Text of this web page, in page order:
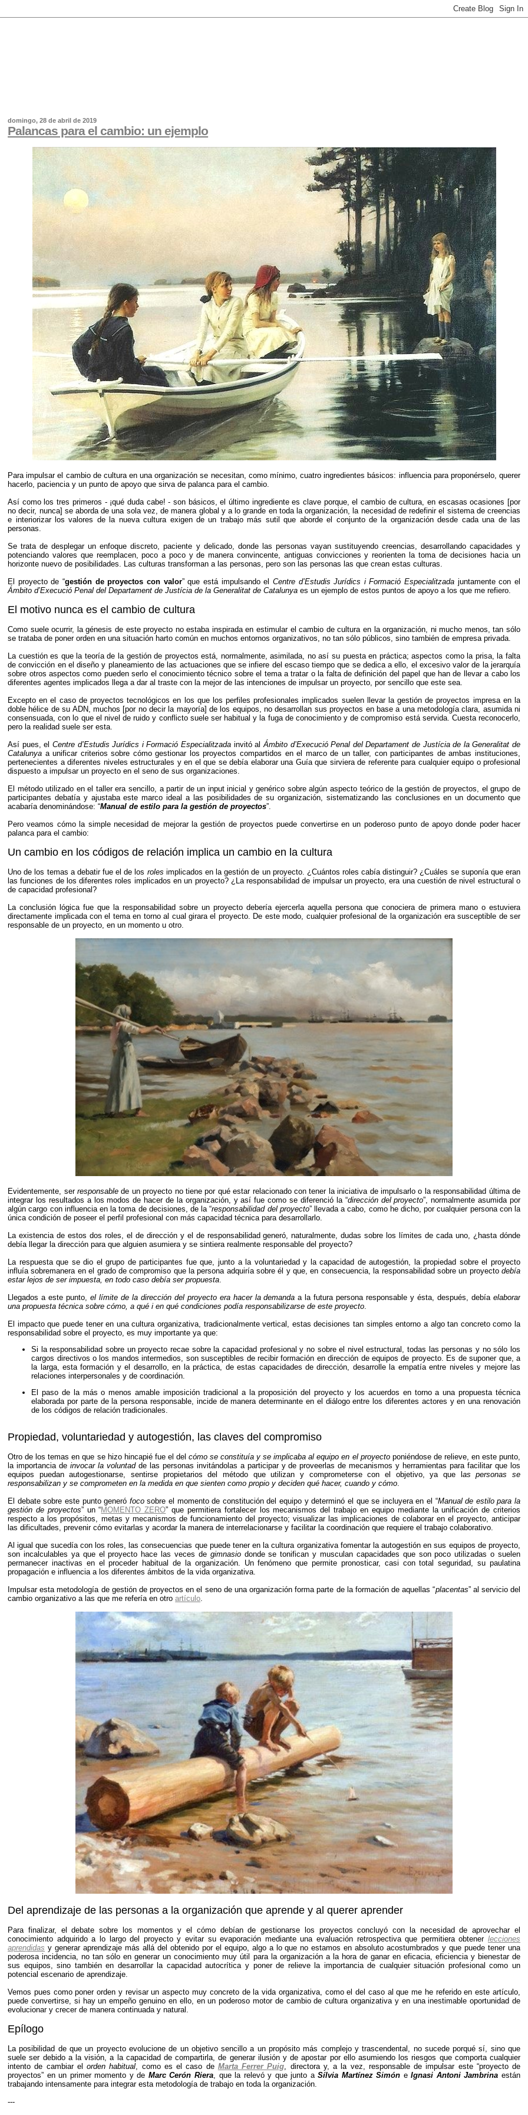
domingo, 28 de abril de 2019
Palancas para el cambio: un ejemplo
Para impulsar el cambio de cultura en una organización se necesitan, como mínimo, cuatro ingredientes básicos: influencia para proponérselo, querer
hacerlo, paciencia y un punto de apoyo que sirva de palanca para el cambio.
Así como los tres primeros - ¡qué duda cabe! - son básicos, el último ingrediente es clave porque, el cambio de cultura, en escasas ocasiones [por
no decir, nunca] se aborda de una sola vez, de manera global y a lo grande en toda la organización, la necesidad de redefinir el sistema de creencias
e interiorizar los valores de la nueva cultura exigen de un trabajo más sutil que aborde el conjunto de la organización desde cada una de las
personas.
Se trata de desplegar un enfoque discreto, paciente y delicado, donde las personas vayan sustituyendo creencias, desarrollando capacidades y
potenciando valores que reemplacen, poco a poco y de manera convincente, antiguas convicciones y reorienten la toma de decisiones hacia un
horizonte nuevo de posibilidades. Las culturas transforman a las personas, pero son las personas las que crean estas culturas.
El proyecto de “gestión de proyectos con valor” que está impulsando el Centre d’Estudis Jurídics i Formació Especialitzada juntamente con el
Ámbito d’Execució Penal del Departament de Justícia de la Generalitat de Catalunya es un ejemplo de estos puntos de apoyo a los que me refiero.
El motivo nunca es el cambio de cultura
Como suele ocurrir, la génesis de este proyecto no estaba inspirada en estimular el cambio de cultura en la organización, ni mucho menos, tan sólo
se trataba de poner orden en una situación harto común en muchos entornos organizativos, no tan sólo públicos, sino también de empresa privada.
La cuestión es que la teoría de la gestión de proyectos está, normalmente, asimilada, no así su puesta en práctica; aspectos como la prisa, la falta
de convicción en el diseño y planeamiento de las actuaciones que se infiere del escaso tiempo que se dedica a ello, el excesivo valor de la jerarquía
sobre otros aspectos como pueden serlo el conocimiento técnico sobre el tema a tratar o la falta de definición del papel que han de llevar a cabo los
diferentes agentes implicados llega a dar al traste con la mejor de las intenciones de impulsar un proyecto, por sencillo que este sea.
Excepto en el caso de proyectos tecnológicos en los que los perfiles profesionales implicados suelen llevar la gestión de proyectos impresa en la
doble hélice de su ADN, muchos [por no decir la mayoría] de los equipos, no desarrollan sus proyectos en base a una metodología clara, asumida ni
consensuada, con lo que el nivel de ruido y conflicto suele ser habitual y la fuga de conocimiento y de compromiso está servida. Cuesta reconocerlo,
pero la realidad suele ser esta.
Así pues, el Centre d’Estudis Jurídics i Formació Especialitzada invitó alÁmbito d’Execució Penal del Departament de Justícia de la Generalitat de
Catalunya a unificar criterios sobre cómo gestionar los proyectos compartidos en el marco de un taller, con participantes de ambas instituciones,
pertenecientes a diferentes niveles estructurales y en el que se debía elaborar una Guía que sirviera de referente para cualquier equipo o profesional
dispuesto a impulsar un proyecto en el seno de sus organizaciones.
El método utilizado en el taller era sencillo, a partir de un input inicial y genérico sobre algún aspecto teórico de la gestión de proyectos, el grupo de
participantes debatía y ajustaba este marco ideal a las posibilidades de su organización, sistematizando las conclusiones en un documento que
acabaría denominándose: “Manual de estilo para la gestión de proyectos”.
Pero veamos cómo la simple necesidad de mejorar la gestión de proyectos puede convertirse en un poderoso punto de apoyo donde poder hacer
palanca para el cambio:
Un cambio en los códigos de relación implica un cambio en la cultura
Uno de los temas a debatir fue el de los roles implicados en la gestión de un proyecto. ¿Cuántos roles cabía distinguir? ¿Cuáles se suponía que eran
las funciones de los diferentes roles implicados en un proyecto? ¿La responsabilidad de impulsar un proyecto, era una cuestión de nivel estructural o
de capacidad profesional?
La conclusión lógica fue que la responsabilidad sobre un proyecto debería ejercerla aquella persona que conociera de primera mano o estuviera
directamente implicada con el tema en torno al cual girara el proyecto. De este modo, cualquier profesional de la organización era susceptible de ser
responsable de un proyecto, en un momento u otro.
Evidentemente, ser responsablede un proyecto no tiene por qué estar relacionado con tener la iniciativa de impulsarlo o la responsabilidad última de
integrar los resultados a los modos de hacer de la organización, y así fue como se diferenció la “dirección del proyecto”, normalmente asumida por
algún cargo con influencia en la toma de decisiones, de la “responsabilidad del proyecto” llevada a cabo, como he dicho, por cualquier persona con la
única condición de poseer el perfil profesional con más capacidad técnica para desarrollarlo.
La existencia de estos dos roles, el de dirección y el de responsabilidad generó, naturalmente, dudas sobre los límites de cada uno, ¿hasta dónde
debía llegar la dirección para que alguien asumiera y se sintiera realmente responsable del proyecto?
La respuesta que se dio el grupo de participantes fue que, junto a la voluntariedad y la capacidad de autogestión, la propiedad sobre el proyecto
influía sobremanera en el grado de compromiso que la persona adquiría sobre él y que, en consecuencia, la responsabilidad sobre un proyecto debía
estar lejos de ser impuesta, en todo caso debía ser propuesta.
Llegados a este punto, el límite de la dirección del proyecto era hacer la demanda a la futura persona responsable y ésta, después, debía elaborar
una propuesta técnica sobre cómo, a qué i en qué condiciones podía responsabilizarse de este proyecto.
El impacto que puede tener en una cultura organizativa, tradicionalmente vertical, estas decisiones tan simples entorno a algo tan concreto como la
responsabilidad sobre el proyecto, es muy importante ya que:
Si la responsabilidad sobre un proyecto recae sobre la capacidad profesional y no sobre el nivel estructural, todas las personas y no sólo los
cargos directivos o los mandos intermedios, son susceptibles de recibir formación en dirección de equipos de proyecto. Es de suponer que, a
la larga, esta formación y el desarrollo, en la práctica, de estas capacidades de dirección, desarrolle la empatía entre niveles y mejore las
relaciones interpersonales y de coordinación.
El paso de la más o menos amable imposición tradicional a la proposición del proyecto y los acuerdos en torno a una propuesta técnica
elaborada por parte de la persona responsable, incide de manera determinante en el diálogo entre los diferentes actores y en una renovación
de los códigos de relación tradicionales.
Propiedad, voluntariedad y autogestión, las claves del compromiso
Otro de los temas en que se hizo hincapié fue el del cómo se constituía y se implicaba al equipo en el proyectoponiéndose de relieve, en este punto,
la importancia de invocar la voluntadde las personas invitándolas a participar y de proveerlas de mecanismos y herramientas para facilitar que los
equipos puedan autogestionarse, sentirse propietarios del método que utilizan y comprometerse con el objetivo, ya que l as personas se
responsabilizan y se comprometen en la medida en que sienten como propio y deciden qué hacer, cuando y cómo.
El debate sobre este punto generó focosobre el momento de constitución del equipo y determinó el que se incluyera en el “Manual de estilo para la
gestión de proyectos” un “MOMENTO ZERO” que permitiera fortalecer los mecanismos del trabajo en equipo mediante la unificación de criterios
respecto a los propósitos, metas y mecanismos de funcionamiento del proyecto; visualizar las implicaciones de colaborar en el proyecto, anticipar
las dificultades, prevenir cómo evitarlas y acordar la manera de interrelacionarse y facilitar la coordinación que requiere el trabajo colaborativo.
Al igual que sucedía con los roles, las consecuencias que puede tener en la cultura organizativa fomentar la autogestión en sus equipos de proyecto,
son incalculables ya que el proyecto hace las veces de gimnasiodonde se tonifican y musculan capacidades que son poco utilizadas o suelen
permanecer inactivas en el proceder habitual de la organización. Un fenómeno que permite pronosticar, casi con total seguridad, su paulatina
propagación e influencia a los diferentes ámbitos de la vida organizativa.
Impulsar esta metodología de gestión de proyectos en el seno de una organización forma parte de la formación de aquellas “placentas” al servicio del
cambio organizativo a las que me refería en otroartículo.
Del aprendizaje de las personas a la organización que aprende y al querer aprender
Para finalizar, el debate sobre los momentos y el cómo debían de gestionarse los proyectos concluyó con la necesidad de aprovechar el
conocimiento adquirido a lo largo del proyecto y evitar su evaporación mediante una evaluación retrospectiva que permitiera obtener lecciones
aprendidas y generar aprendizaje más allá del obtenido por el equipo, algo a lo que no estamos en absoluto acostumbrados y que puede tener una
poderosa incidencia, no tan sólo en generar un conocimiento muy útil para la organización a la hora de ganar en eficacia, eficiencia y bienestar de
sus equipos, sino también en desarrollar la capacidad autocrítica y poner de relieve la importancia de cualquier situación profesional como un
potencial escenario de aprendizaje.
Vemos pues como poner orden y revisar un aspecto muy concreto de la vida organizativa, como el del caso al que me he referido en este artículo,
puede convertirse, si hay un empeño genuino en ello, en un poderoso motor de cambio de cultura organizativa y en una inestimable oportunidad de
evolucionar y crecer de manera continuada y natural.
Epílogo
La posibilidad de que un proyecto evolucione de un objetivo sencillo a un propósito más complejo y trascendental, no sucede porqué sí, sino que
suele ser debido a la visión, a la capacidad de compartirla, de generar ilusión y de apostar por ello asumiendo los riesgos que comporta cualquier
intento de cambiar elorden habitual, como es el caso de Marta Ferrer Puig, directora y, a la vez, responsable de impulsar este “proyecto de
proyectos” en un primer momento y de Marc Cerón Riera, que la relevó y que junto aSílvia Martínez Simón eIgnasi Antoni Jambrina están
trabajando intensamente para integrar esta metodología de trabajo en toda la organización.
---